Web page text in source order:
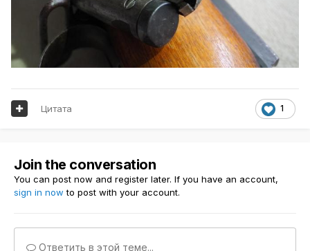
1
Цитата
Join the conversation
You can post now and register later. If you have an account,
sign in now to post with your account.
Ответить в этой теме...